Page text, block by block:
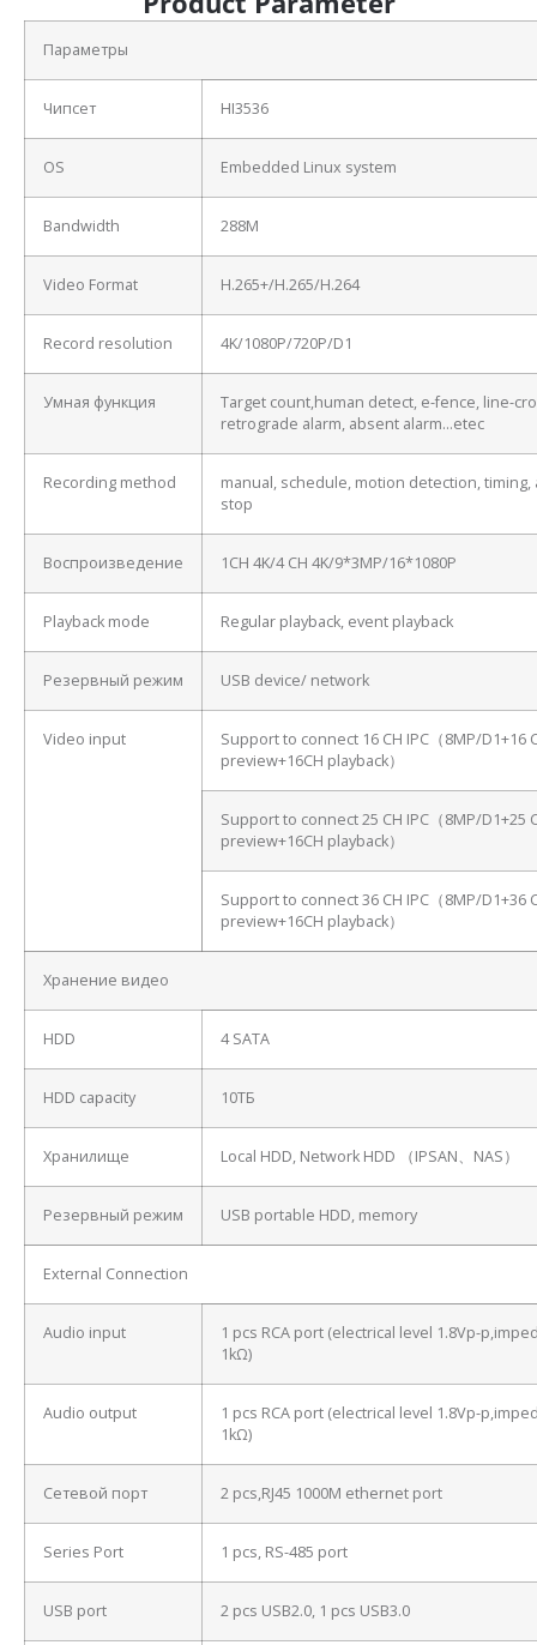
Параметры
Чипсет HI3536
OS Embedded Linux system
Bandwidth 288M
Video Format H.265+/H.265/H.264
Record resolution 4K/1080P/720P/D1
Умная функция
Target count,human detect, e-fence, line-
retrograde alarm, absent alarm…etec
Recording method
manual, schedule, motion detection, timing,
stop
Воспроизведение 1CH 4K/4 CH 4K/9*3MP/16*1080P
Playback mode Regular playback, event playback
Резервный режим USB device/ network
Video input
Support to connect 16 CH IPC（8MP/D1+16
preview+16CH playback）
Support to connect 25 CH IPC（8MP/D1+25
preview+16CH playback）
Support to connect 36 CH IPC（8MP/D1+36
preview+16CH playback）
Хранение видео
HDD 4 SATA
HDD capacity 10ТБ
Хранилище Local HDD, Network HDD （IPSAN、NAS）
Резервный режим USB portable HDD, memory
External Connection
Audio input
1 pcs RCA port (electrical level 1.8Vp-
1kΩ)
Audio output
1 pcs RCA port (electrical level 1.8Vp-
1kΩ)
Сетевой порт 2 pcs,RJ45 1000M ethernet port
Series Port 1 pcs, RS-485 port
USB port 2 pcs USB2.0, 1 pcs USB3.0